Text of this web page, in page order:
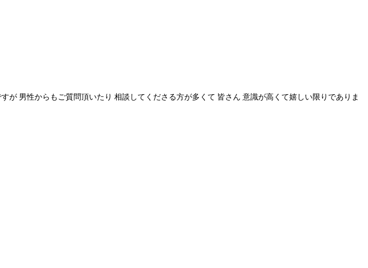
男性からもご質問頂いたり 相談してくださる方が多くて 皆さん 意識が高くて嬉しい限りでありま